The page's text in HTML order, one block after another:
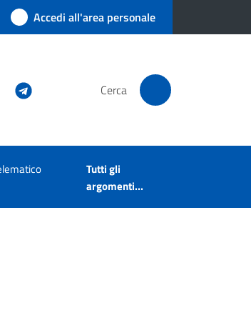
Accedi all'area personale
Cerca
Tutti gli
argomenti...